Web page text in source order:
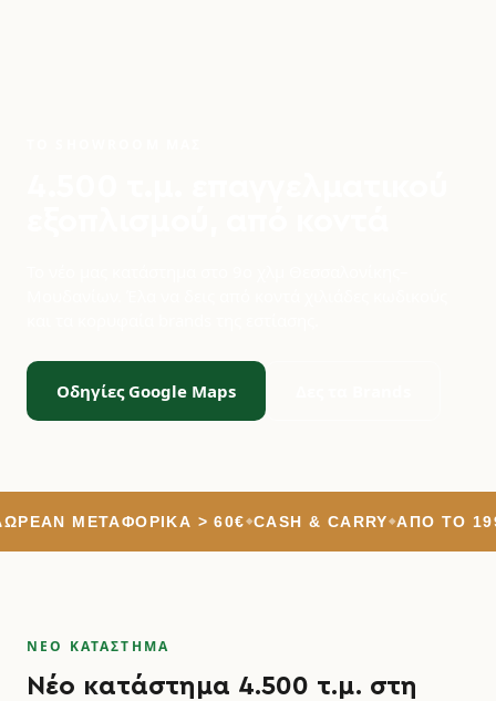
Οδηγίες Google Maps
ΜΕΤΑΦΟΡΙΚΆ > 60€ CASH & CARRY ΑΠΌ ΤΟ 1991
ΝΕΟ ΚΑΤΑΣΤΗΜΑ
Νέο κατάστημα 4.500 τ.μ. στη